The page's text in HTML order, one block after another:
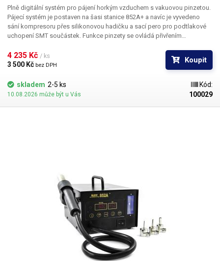
Plně digitální systém pro pájení horkým vzduchem s vakuovou pinzetou.
Pájecí systém je postaven na šasi stanice 852A+ a navíc je vyvedeno
sání kompresoru přes silikonovou hadičku a sací pero pro podtlakové
uchopení SMT součástek. Funkce pinzety se ovládá přivřením
stanice se provádí pomocí tlačítek a aktuální naměřené veličiny jsou
zobrazeny na LED zobrazovačích.
4 235 Kč / ks
3 500 Kč bez DPH
Koupit
skladem 2-5 ks
10.08.2026 může být u Vás
Kód:
100029